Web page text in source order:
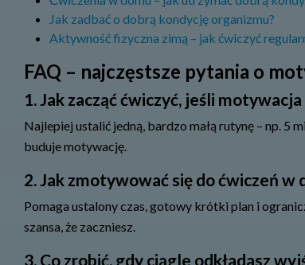
Jak zadbać o dobrą kondycję organizmu?
Aktywność fizyczna zimą – jak ćwiczyć
FAQ – najczęstsze pytania o
1. Jak zacząć ćwiczyć, jeśli
Najlepiej ustalić jedną, bardzo małą rutynę – np. 5
buduje motywację.
2. Jak zmotywować się do ćwiczeń w
Pomaga ustalony czas, gotowy krótki plan i
szansa, że zaczniesz.
3. Co zrobić, gdy ciągle odkładasz